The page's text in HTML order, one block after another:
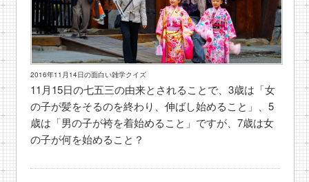
2016年11月14日の面白い雑学クイズ
11月15日の七五三の由来とされることで、3歳は「女
の子が髪をそるのを終わり、伸ばし始めること」、5
歳は「男の子が袴を着始めること」ですが、7歳は女
の子が何を始めること？